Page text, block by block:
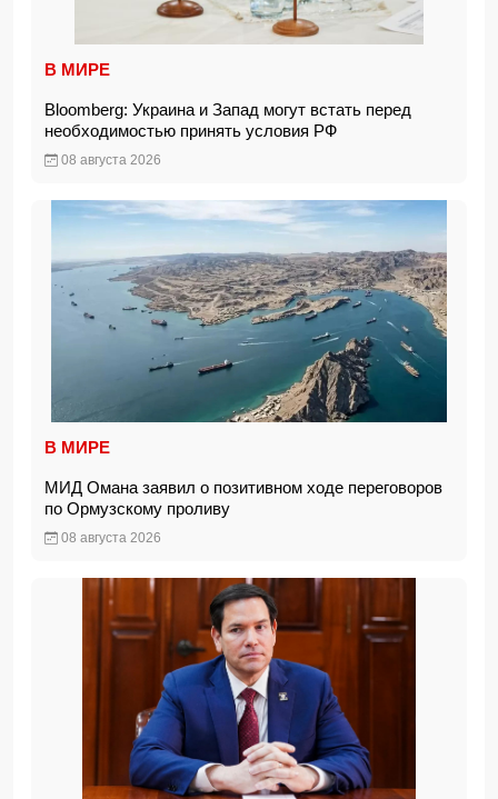
В МИРЕ
Bloomberg: Украина и Запад могут встать перед
необходимостью принять условия РФ
08 августа 2026
В МИРЕ
МИД Омана заявил о позитивном ходе переговоров
по Ормузскому проливу
08 августа 2026